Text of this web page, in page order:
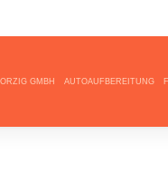
GMBH AUTOAUFBEREITUNG